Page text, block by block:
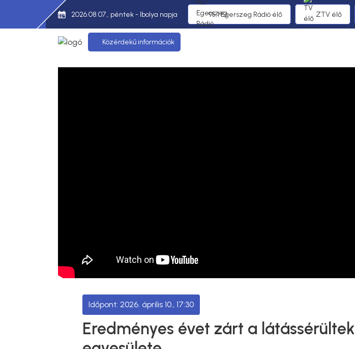
2026.08.07., péntek - Ibolya napja 95,1 Egerszeg Rádió élő ZTV élő
Közérdekű információk
2026. április 10., 17:30
Eredményes évet zárt a látássérültek